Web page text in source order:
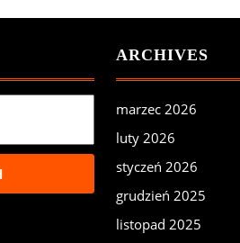
ARCHIVES
marzec 2026
luty 2026
styczeń 2026
grudzień 2025
listopad 2025